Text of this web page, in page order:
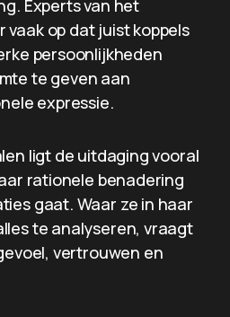
Experts van het
vaak op dat juist koppels
persoonlijkheden
te geven aan
expressie.
ligt de uitdaging vooral
rationele benadering
gaat. Waar ze in haar
te analyseren, vraagt
vertrouwen en